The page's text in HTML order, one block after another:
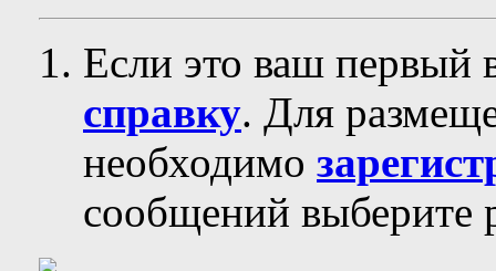
Если это ваш первый
справку. Для
необходимо
сообщений выберите